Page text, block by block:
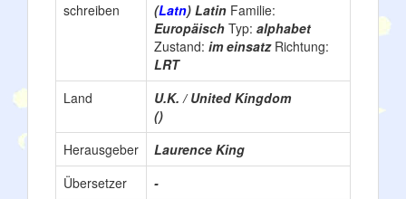
schreiben
(Latn) Latin Familie:
Europäisch Typ: alphabet
Zustand: im einsatz Richtung:
LRT
Land
U.K. / United Kingdom
()
Herausgeber
Laurence King
Übersetzer
-